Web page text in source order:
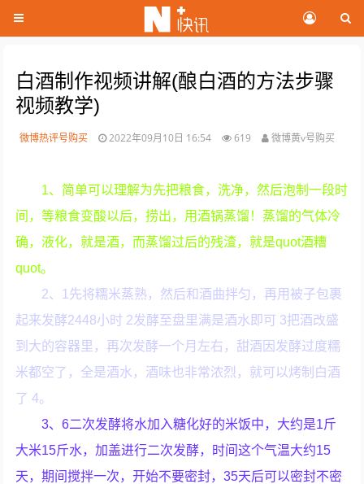
白酒制作视频讲解(酿白酒的方法步骤
视频教学)
微博热评号购买 2022年09月10日 16:54 619 微博黄v号购买
1、简单可以理解为先把粮食，洗净，然后泡制一段时
间，等粮食变酸以后，捞出，用酒锅蒸馏！蒸馏的气体冷
确，液化，就是酒，而蒸馏过后的残渣，就是quot酒糟
quot。
2、1先将糯米蒸熟，然后和酒曲拌匀，再用被子包裹
起来发酵2448小时 2发酵至盘里满是酒水即可 3把酒改盛
到大的容器里，再次发酵一个月左右，甜酒因发酵过度糯
米都空了，全是酒水，酒味也非常浓烈，就可以烤制白酒
了 4。
3、6二次发酵将水加入糖化好的米饭中，大约是1斤
大米15斤水，加盖进行二次发酵，时间这个气温大约15
天，期间搅拌一次，开始不要密封，35天后可以密封不密